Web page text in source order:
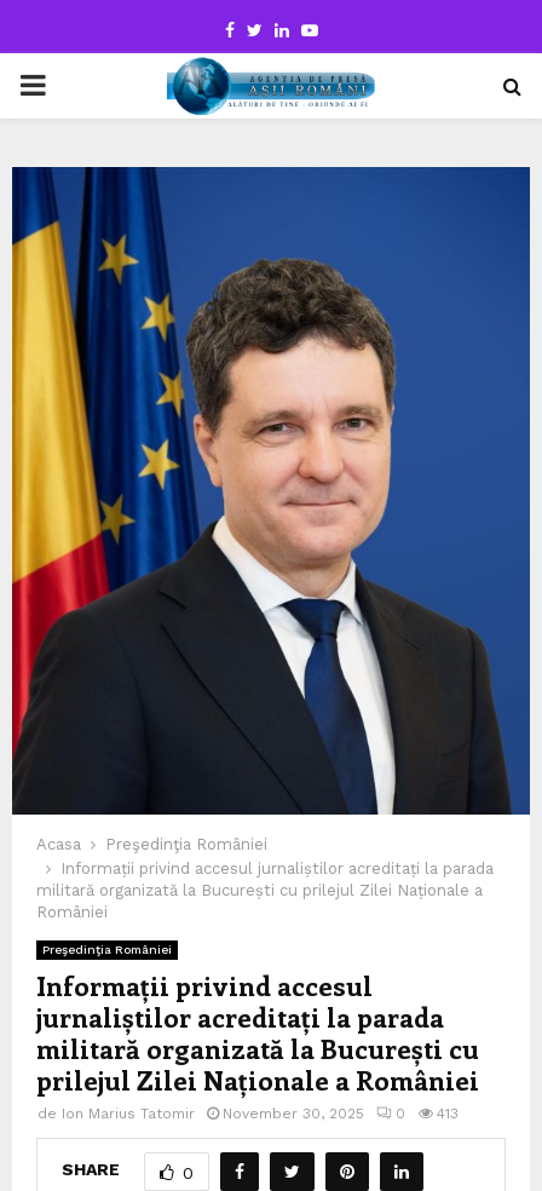
Facebook
TwitterLinkedinYoutube
PRIMARY
Acasa
Preşedinţia României
Informații privind accesul jurnaliștilor acreditați la parada
militară organizată la București cu prilejul Zilei Naționale a
României
Preşedinţia României
Informații privind accesul
jurnaliștilor acreditați la parada
militară organizată la București cu
prilejul Zilei Naționale a României
de Ion Marius Tatomir November 30, 2025 0 413
SHARE 0